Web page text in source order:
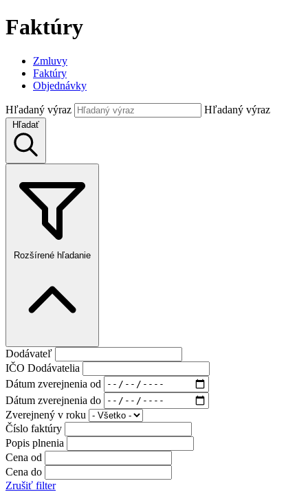
Faktúry
Zmluvy
Faktúry
Objednávky
Hľadaný výraz Hľadaný výraz
Hľadať
Rozšírené hľadanie
Dodávateľ
IČO Dodávatelia
Dátum zverejnenia od
Dátum zverejnenia do
Zverejnený v roku
Číslo faktúry
Popis plnenia
Cena od
Cena do
Zrušiť filter